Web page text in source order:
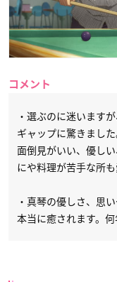
コメント
・選ぶのに迷います
ギャップに驚きました
面倒見がいい、優し
にや料理が苦手な所も
・真琴の優しさ、思
本当に癒されます。何